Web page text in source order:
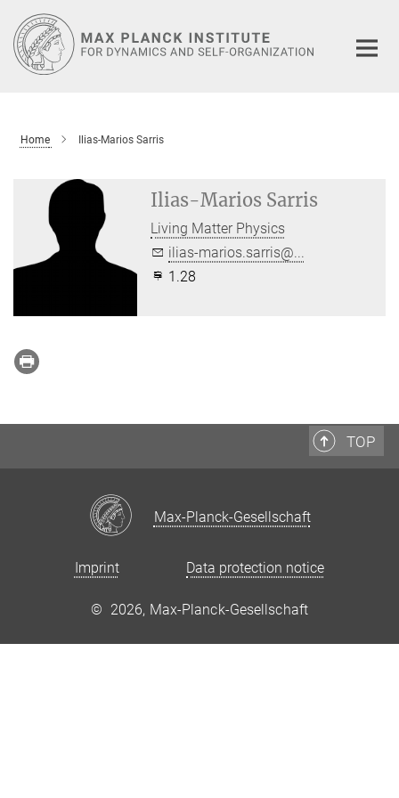
Main-
Content
Home Ilias-Marios Sarris
Ilias-Marios Sarris
Living Matter Physics
ilias-marios.sarris@...
1.28
TOP
Max-Planck-Gesellschaft
Imprint Data protection notice
© 2026, Max-Planck-Gesellschaft